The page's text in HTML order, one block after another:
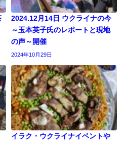
2024.12月14日 ウクライナの今
～玉本英子氏のレポートと現地
の声～開催
2024年10月29日
イラク・ウクライナイベントや